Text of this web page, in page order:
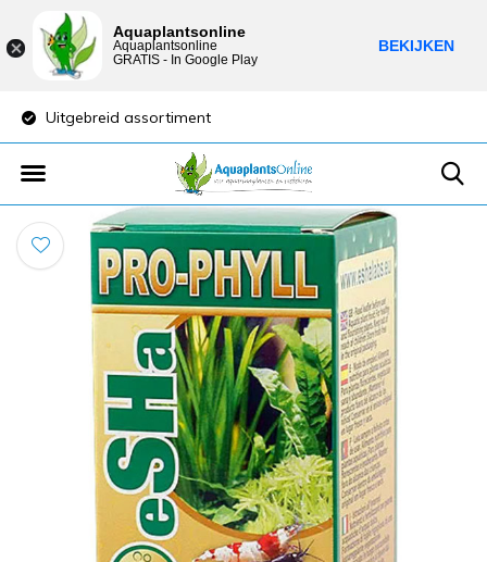
Uitgebreid assortiment
Aquaplantsonline
Aquaplantsonline
GRATIS - In Google Play
BEKIJKEN